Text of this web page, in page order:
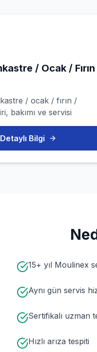
/ Ocak /
/ ocak / fırın /
bakımı ve servisi
Detaylı Bilgi
15+ yıl Moulinex
Aynı gün servis
Sertifikalı uzman
Hızlı arıza tespiti